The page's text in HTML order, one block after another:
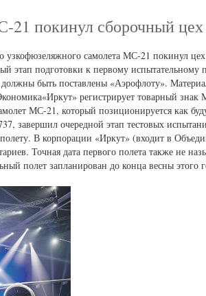
21 покинул сборочный цех
самолета МС-21 покинул
этап подготовки к первому испытательному
быть поставлены «Аэрофлоту».
регистрирует товарный
МС-21, который позиционируется как
завершил очередной этап тестовых
В корпорации «Иркут» (входит в
Точная дата первого полета также не
полет запланирован до конца весны этого